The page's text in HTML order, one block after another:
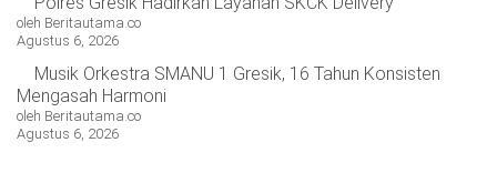
oleh Beritautama.co
Agustus 6, 2026
Musik Orkestra SMANU 1 Gresik, 16 Tahun Konsisten
Mengasah Harmoni
oleh Beritautama.co
Agustus 6, 2026